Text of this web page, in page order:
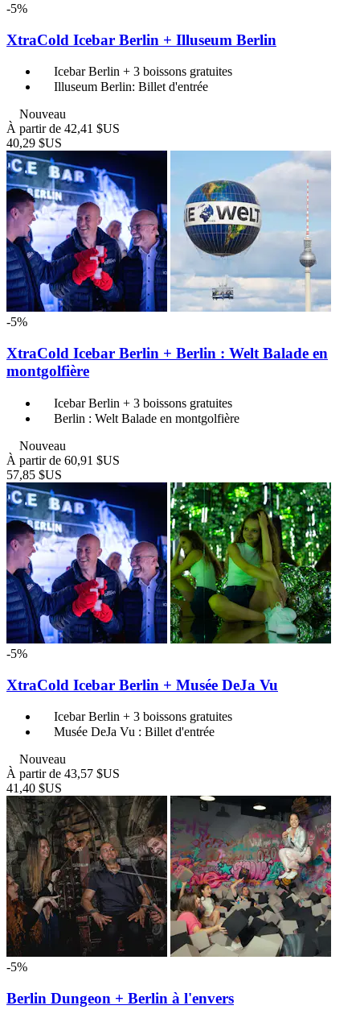
-5%
XtraCold Icebar Berlin + Illuseum Berlin
Icebar Berlin + 3 boissons gratuites
Illuseum Berlin: Billet d'entrée
Nouveau
À partir de 42,41 $US
40,29 $US
-5%
XtraCold Icebar Berlin + Berlin : Welt Balade en
montgolfière
Icebar Berlin + 3 boissons gratuites
Berlin : Welt Balade en montgolfière
Nouveau
À partir de 60,91 $US
57,85 $US
-5%
XtraCold Icebar Berlin + Musée DeJa Vu
Icebar Berlin + 3 boissons gratuites
Musée DeJa Vu : Billet d'entrée
Nouveau
À partir de 43,57 $US
41,40 $US
-5%
Berlin Dungeon + Berlin à l'envers